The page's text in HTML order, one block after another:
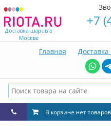
Доставка шаров в
Москве
+7
Главная
В корзине нет товаров